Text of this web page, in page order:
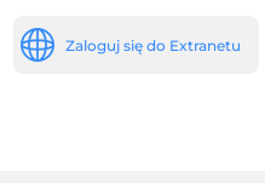
Łatwy dojazd do
kawiarnia z fajkami
Zaloguj się do Extranetu